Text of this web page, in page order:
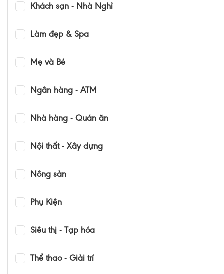
Khách sạn - Nhà Nghỉ
Làm đẹp & Spa
Mẹ và Bé
Ngân hàng - ATM
Nhà hàng - Quán ăn
Nội thất - Xây dựng
Nông sản
Phụ Kiện
Siêu thị - Tạp hóa
Thể thao - Giải trí